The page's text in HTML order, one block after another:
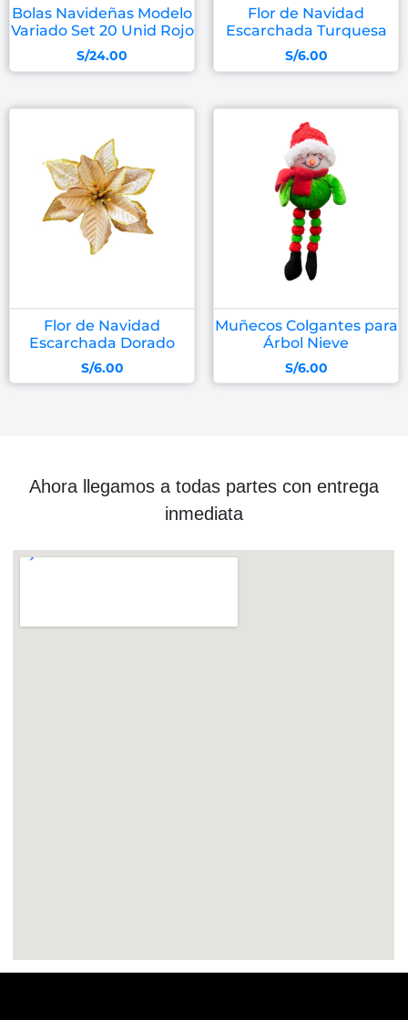
Bolas Navideñas Modelo
Variado Set 20 Unid Rojo
S/24.00
Flor de Navidad
Escarchada Turquesa
S/6.00
Flor de Navidad
Escarchada Dorado
S/6.00
Muñecos Colgantes para
Árbol Nieve
S/6.00
Ahora llegamos a todas partes con entrega
inmediata